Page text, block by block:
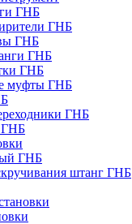
ГНБ
ГНБ
ГНБ
ГНБ
ГНБ
муфты ГНБ
ГНБ
ГНБ
ГНБ
штанг ГНБ